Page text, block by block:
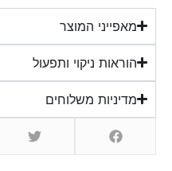
מאפייני המוצר
הוראות ניקוי ותפעול
מדיניות משלוחים